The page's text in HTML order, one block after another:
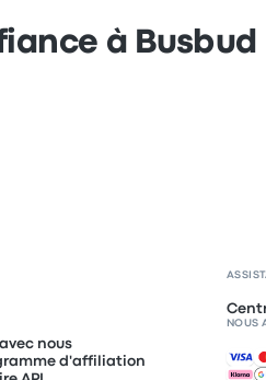
à Busbud
nous
d'affiliation
NOUS